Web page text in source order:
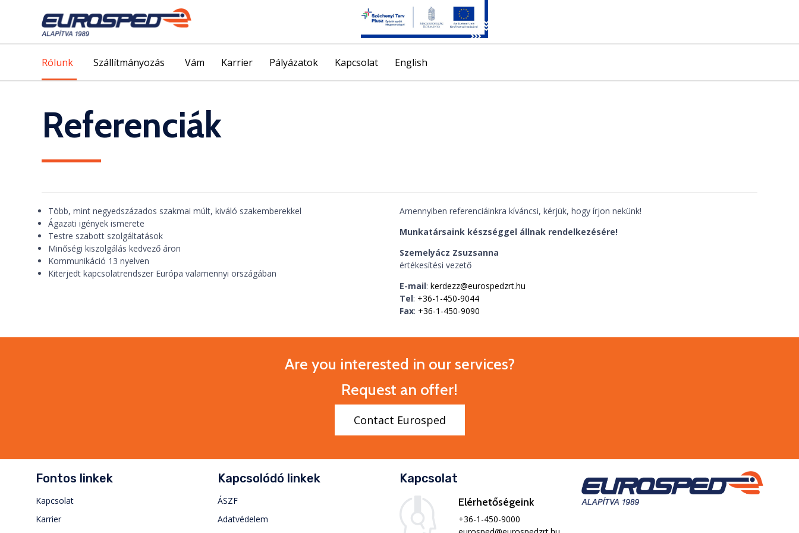
to
Rólunk Szállítmányozás Vám Karrier Pályázatok Kapcsolat English
Referenciák
Több, mint negyedszázados szakmai múlt, kiváló szakemberekkel
Ágazati igények ismerete
Testre szabott szolgáltatások
Minőségi kiszolgálás kedvező áron
Kommunikáció 13 nyelven
Kiterjedt kapcsolatrendszer Európa valamennyi országában
Amennyiben referenciáinkra kíváncsi, kérjük, hogy írjon nekünk!
Munkatársaink készséggel állnak rendelkezésére!
Szemelyácz Zsuzsanna
értékesítési vezető
E-mail: kerdezz@eurospedzrt.hu
Tel: +36-1-450-9044
Fax: +36-1-450-9090
Are you interested in our services?
Request an offer!
Contact Eurosped
Fontos linkek
Kapcsolat
Karrier
Kapcsolódó linkek
ÁSZF
Adatvédelem
Kapcsolat
Elérhetőségeink
+36-1-450-9000